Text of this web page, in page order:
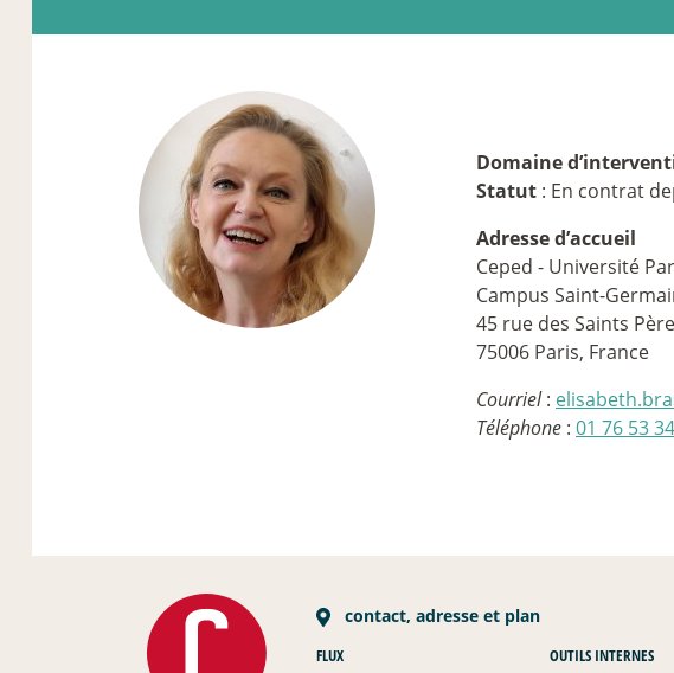
Domaine
Statut : En contrat
Adresse d’accueil
Ceped - Université
Campus Saint-
45 rue des Saints
75006 Paris, France
Courriel:
Téléphone : 01 76 53
contact, adresse et plan
FLUX
OUTILS INTERNES